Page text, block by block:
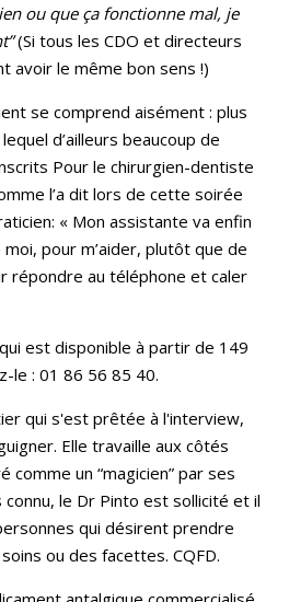
ou que ça fonctionne mal, je
(Si tous les CDO et directeurs
avoir le même bon sens !)
se comprend aisément : plus
d’ailleurs beaucoup de
Pour le chirurgien-dentiste
l’a dit lors de cette soirée
« Mon assistante va enfin
pour m’aider, plutôt que de
répondre au téléphone et caler
est disponible à partir de 149
le : 01 86 56 85 40.
qui s'est prêtée à l'interview,
Elle travaille aux côtés
comme un “magicien” par ses
le Dr Pinto est sollicité et il
qui désirent prendre
ou des facettes. CQFD.